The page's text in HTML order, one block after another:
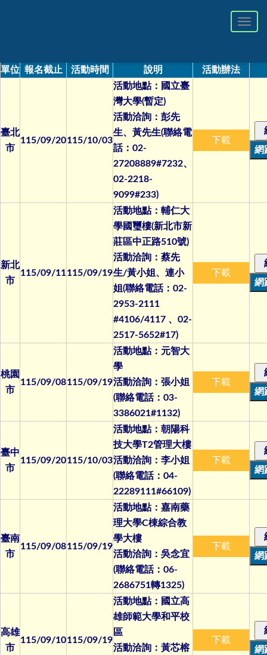
單位 報名截止 活動時間 說明 活動辦法
臺北
市
115/09/20115/10/03
活動地點：國立臺
灣大學(暫定)
活動洽詢：彭先
生、黃先生(聯絡電
話：02-
27208889#7232、
02-2218-
9099#233)
下載
新北
市
115/09/11115/09/19
活動地點：輔仁大
學國璽樓(新北市新
莊區中正路510號)
活動洽詢：蔡先
生/黃小姐、連小
姐(聯絡電話：02-
2953-2111
#4106/4117 、02-
2517-5652#17)
下載
桃園
市
115/09/08115/09/19
活動地點：元智大
學
活動洽詢：張小姐
(聯絡電話：03-
3386021#1132)
下載
臺中
市
115/09/20115/10/03
活動地點：朝陽科
技大學T2管理大樓
活動洽詢：李小姐
(聯絡電話：04-
22289111#66109)
下載
臺南
市
115/09/08115/09/19
活動地點：嘉南藥
理大學C棟綜合教
學大樓
活動洽詢：吳念宜
(聯絡電話：06-
2686751轉1325)
下載
高雄
市
115/09/10115/09/19
活動地點：國立高
雄師範大學和平校
區
活動洽詢：黃芯榕
下載